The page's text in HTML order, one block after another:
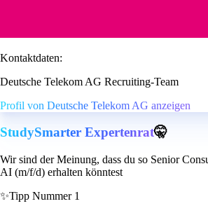
Kontaktdaten:
Deutsche Telekom AG Recruiting-Team
Profil von Deutsche Telekom AG anzeigen
StudySmarter Expertenrat🤫
Wir sind der Meinung, dass du so Senior
AI (m/f/d) erhalten könntest
✨Tipp Nummer 1